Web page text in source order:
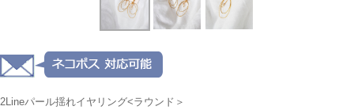
2Lineパール揺れイヤリング<ラウンド＞